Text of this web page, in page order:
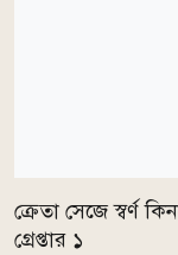
ক্রেতা সেজে স্বর্ণ
গ্রেপ্তার ১